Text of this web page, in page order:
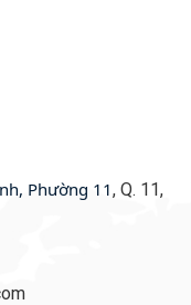
Phường 11, Q. 11,